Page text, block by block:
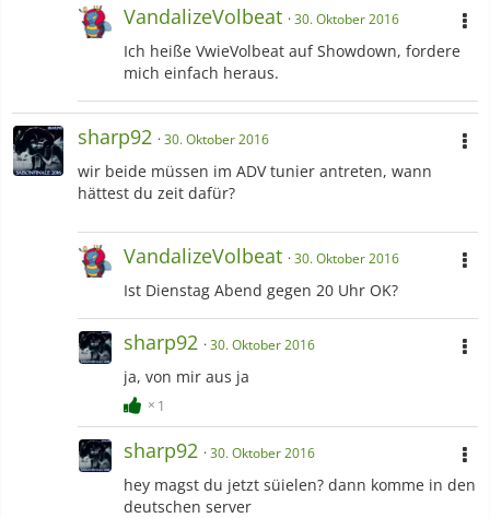
VandalizeVolbeat 30. Oktober 2016
Ich heiße VwieVolbeat auf Showdown, fordere
mich einfach heraus.
sharp92 30. Oktober 2016
wir beide müssen im ADV tunier antreten, wann
hättest du zeit dafür?
VandalizeVolbeat 30. Oktober 2016
Ist Dienstag Abend gegen 20 Uhr OK?
sharp92 30. Oktober 2016
ja, von mir aus ja
1
sharp92 30. Oktober 2016
hey magst du jetzt süielen? dann komme in den
deutschen server